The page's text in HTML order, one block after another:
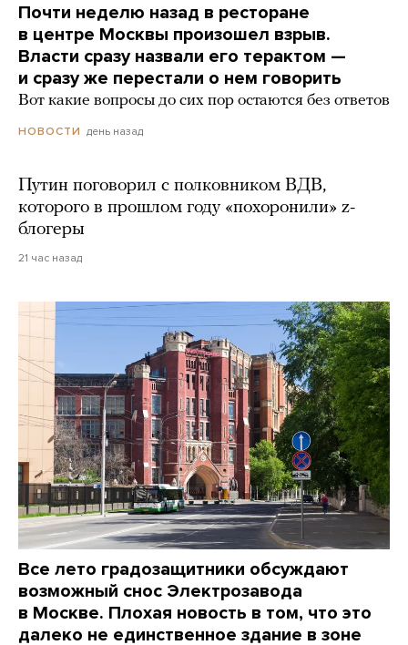
Почти неделю назад в ресторане
в центре Москвы произошел взрыв.
Власти сразу назвали его терактом —
и сразу же перестали о нем говорить
Вот какие вопросы до сих пор остаются без ответов
НОВОСТИ день назад
Путин поговорил с полковником ВДВ,
которого в прошлом году «похоронили» z-
блогеры
21 час назад
Все лето градозащитники обсуждают
возможный снос Электрозавода
в Москве. Плохая новость в том, что это
далеко не единственное здание в зоне